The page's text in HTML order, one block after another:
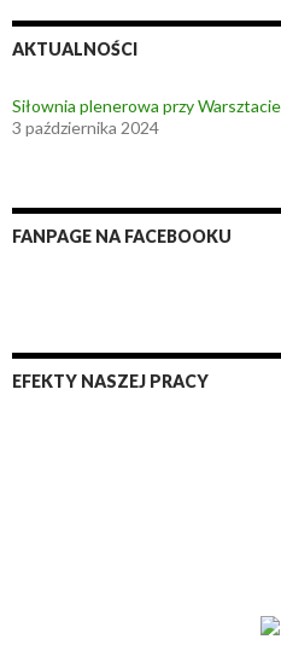
AKTUALNOŚCI
Siłownia plenerowa przy
3 października 2024
FANPAGE NA FACEBOOKU
EFEKTY NASZEJ PRACY